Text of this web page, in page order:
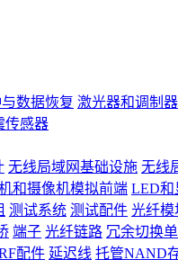
数据恢复 激光器和调制
传感器
无线局域网基础设施 无线
和摄像机模拟前端 LED和
测试系统 测试配件 光纤模
端子 光纤链路 冗余切换
配件 延迟线 托管NAND